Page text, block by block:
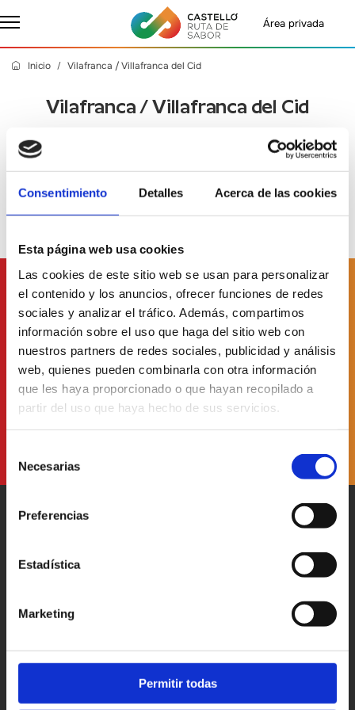
Consentimiento Detalles Acerca de las cookies
Esta página web usa cookies
Las cookies de este sitio web se usan para personalizar
el contenido y los anuncios, ofrecer funciones de redes
sociales y analizar el tráfico. Además, compartimos
información sobre el uso que haga del sitio web con
nuestros partners de redes sociales, publicidad y análisis
web, quienes pueden combinarla con otra información
que les haya proporcionado o que hayan recopilado a
partir del uso que haya hecho de sus servicios.
consentimiento
Necesarias
Preferencias
Estadística
Marketing
Permitir todas
Área privada
Inicio Vilafranca / Villafranca del Cid
Vilafranca / Villafranca del Cid
- Castelló Ruta de Sabor
Suscríbete anuestro boletín
He leído y aceptola Política de Protección de Datos
T. 964 35 96 00
castellorutadesabor@dipcas.es